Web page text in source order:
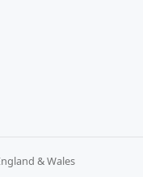
& Wales